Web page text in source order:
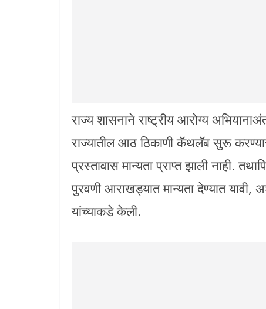
राज्य शासनाने राष्ट्रीय आरोग्य
राज्यातील आठ ठिकाणी कॅथलॅब सुरू
प्रस्तावास मान्यता प्राप्त झाली नाही.
पुरवणी आराखड्यात मान्यता देण्यात यावी,
यांच्याकडे केली.